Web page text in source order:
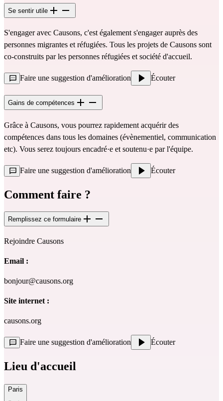
Se sentir utile
S'engager avec Causons, c'est également s'engager auprès des
personnes migrantes et réfugiées. Tous les projets de Causons sont
co-construits par les personnes réfugiées et société d'accueil.
Faire une suggestion d'amélioration Écouter
Gains de compétences
Grâce à Causons, vous pourrez rapidement acquérir des
compétences dans tous les domaines (évènementiel, communication
etc). Vous serez toujours encadré·e et soutenu·e par l'équipe.
Faire une suggestion d'amélioration Écouter
Comment faire ?
Remplissez ce formulaire
Rejoindre Causons
Email :
bonjour@causons.org
Site internet :
causons.org
Faire une suggestion d'amélioration Écouter
Lieu d'accueil
Paris